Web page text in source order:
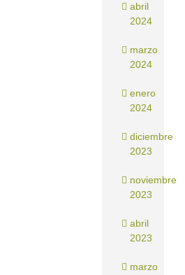
abril
2024
marzo
2024
enero
2024
diciembre
2023
noviembre
2023
abril
2023
marzo